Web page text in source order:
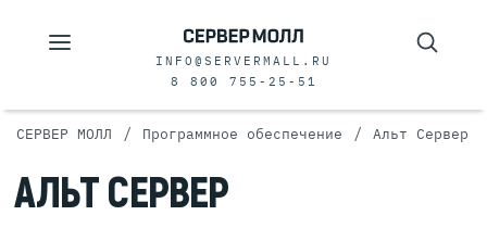
INFO@SERVERMALL.RU
8 800 755-25-51
СЕРВЕР МОЛЛ / Программное обеспечение / Альт Сервер
АЛЬТ СЕРВЕР